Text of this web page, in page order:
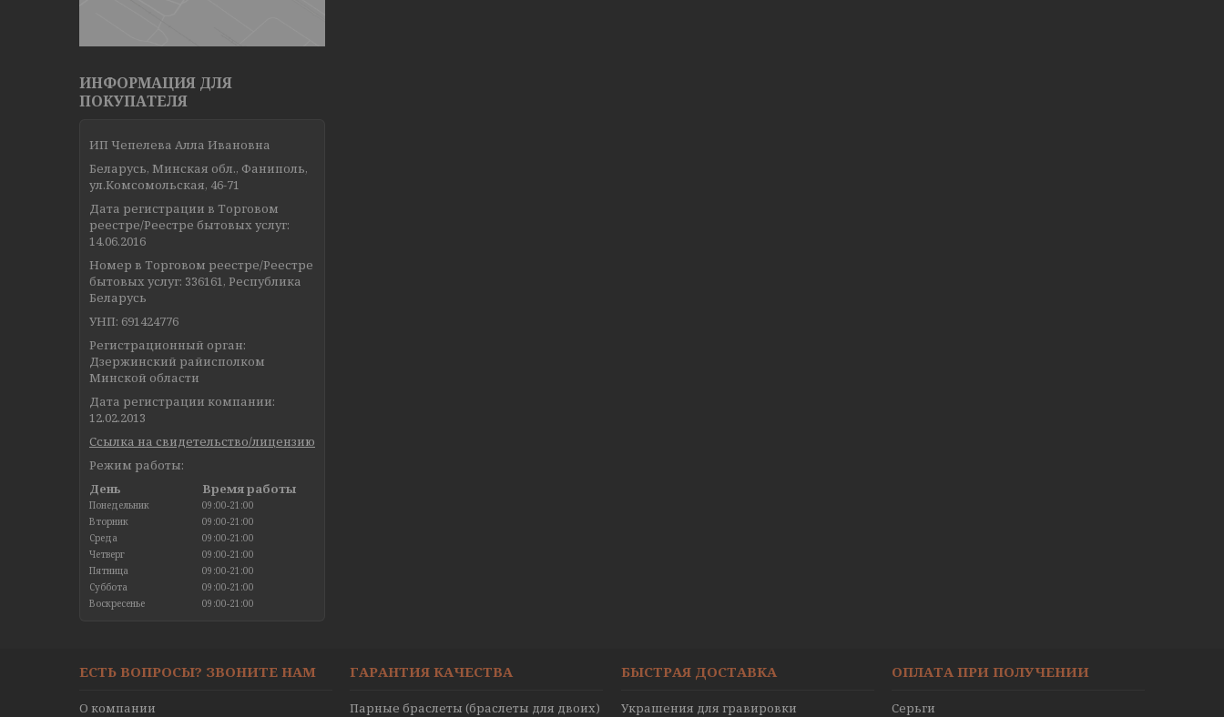
ИНФОРМАЦИЯ ДЛЯ
ПОКУПАТЕЛЯ
ИП Чепелева Алла Ивановна
Беларусь, Минская обл., Фаниполь,
ул.Комсомольская, 46-71
Дата регистрации в Торговом
реестре/Реестре бытовых услуг:
14.06.2016
Номер в Торговом реестре/Реестре
бытовых услуг: 336161, Республика
Беларусь
УНП: 691424776
Регистрационный орган:
Дзержинский райисполком
Минской области
Дата регистрации компании:
12.02.2013
Ссылка на свидетельство/лицензию
Режим работы:
День
Время работы
Понедельник
09:00-21:00
Вторник
09:00-21:00
Среда
09:00-21:00
Четверг
09:00-21:00
Пятница
09:00-21:00
Суббота
09:00-21:00
Воскресенье
09:00-21:00
ЕСТЬ ВОПРОСЫ? ЗВОНИТЕ НАМ
О компании
ГАРАНТИЯ КАЧЕСТВА
Парные браслеты (браслеты для двоих)
БЫСТРАЯ ДОСТАВКА
Украшения для гравировки
ОПЛАТА ПРИ ПОЛУЧЕНИИ
Серьги